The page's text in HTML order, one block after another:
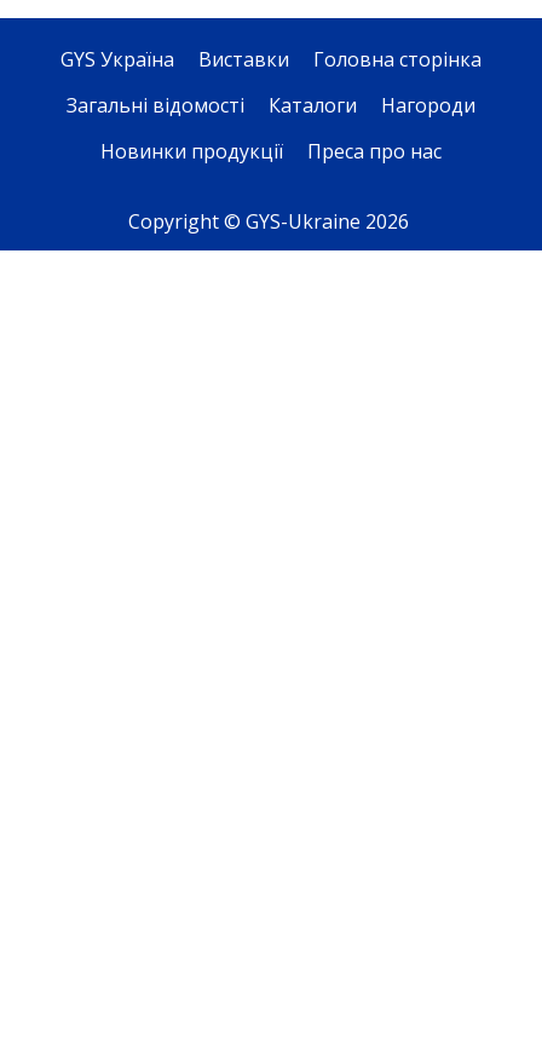
GYS Україна Виставки
Головна сторінка
Загальні відомості
Каталоги
Нагороди
Новинки продукції
Преса про нас
Copyright © GYS-Ukraine 2026